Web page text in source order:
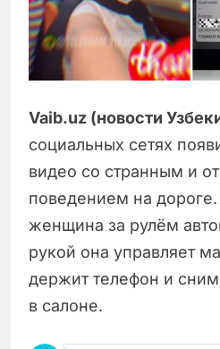
Vaib.uz (новости
социальных сетях
видео со странным и
поведением на
женщина за рулём
рукой она управляет
держит телефон и
в салоне.